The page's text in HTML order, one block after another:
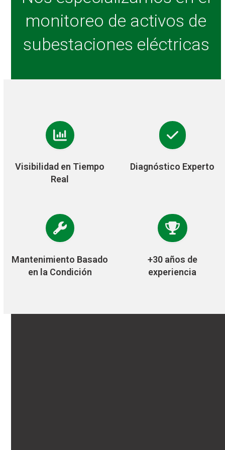
monitoreo de activos de
subestaciones eléctricas
Visibilidad en Tiempo
Real
Diagnóstico Experto
Mantenimiento Basado
en la Condición
+30 años de
experiencia